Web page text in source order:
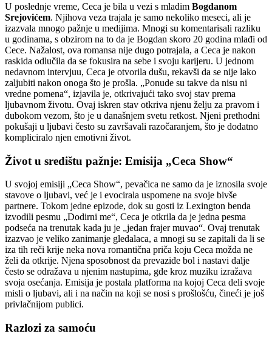
U poslednje vreme, Ceca je bila u vezi s mladim Bogdanom
Srejovićem. Njihova veza trajala je samo nekoliko meseci, ali je
izazvala mnogo pažnje u medijima. Mnogi su komentarisali razliku
u godinama, s obzirom na to da je Bogdan skoro 20 godina mlađi od
Cece. Nažalost, ova romansa nije dugo potrajala, a Ceca je nakon
raskida odlučila da se fokusira na sebe i svoju karijeru. U jednom
nedavnom intervjuu, Ceca je otvorila dušu, rekavši da se nije lako
zaljubiti nakon onoga što je prošla. „Ponude su takve da nisu ni
vredne pomena“, izjavila je, otkrivajući tako svoj stav prema
ljubavnom životu. Ovaj iskren stav otkriva njenu želju za pravom i
dubokom vezom, što je u današnjem svetu retkost. Njeni prethodni
pokušaji u ljubavi često su završavali razočaranjem, što je dodatno
kompliciralo njen emotivni život.
Život u središtu pažnje: Emisija „Ceca Show“
U svojoj emisiji „Ceca Show“, pevačica ne samo da je iznosila svoje
stavove o ljubavi, već je i evocirala uspomene na svoje bivše
partnere. Tokom jedne epizode, dok su gosti iz Lexington benda
izvodili pesmu „Dodirni me“, Ceca je otkrila da je jedna pesma
podseća na trenutak kada ju je „jedan frajer muvao“. Ovaj trenutak
izazvao je veliko zanimanje gledalaca, a mnogi su se zapitali da li se
iza tih reči krije neka nova romantična priča koju Ceca možda ne
želi da otkrije. Njena sposobnost da prevaziđe bol i nastavi dalje
često se odražava u njenim nastupima, gde kroz muziku izražava
svoja osećanja. Emisija je postala platforma na kojoj Ceca deli svoje
misli o ljubavi, ali i na način na koji se nosi s prošlošću, čineći je još
privlačnijom publici.
Razlozi za samoću